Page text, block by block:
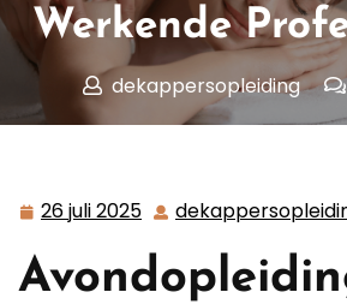
Werkende
dekappersopleiding
dekappersopleiding.nl>>
26 juli 2025 26
2025